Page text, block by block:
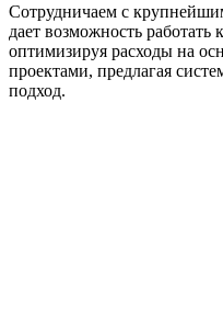
Сотрудничаем с
дает возможность
оптимизируя расходы на
проектами, предлагая
подход.